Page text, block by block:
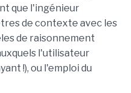
que l'ingénieur
de contexte avec les
de raisonnement
l'utilisateur
!), ou l'emploi du